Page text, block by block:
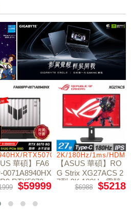
RTX5070/512GB/16G
華碩】FA6
0071A8940HX
RTX5070
電 $59999
2K/180Hz/1ms/
【ASUS 華碩】RO
G Strix XG27ACS 2
7型 2K 180Hz 電競
$6988 $5218